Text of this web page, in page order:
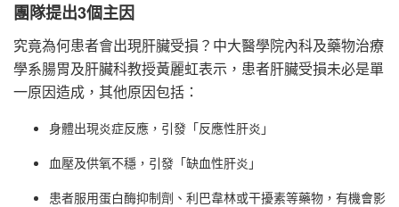
團隊提出3個主因
究竟為何患者會出現肝臟受損？中大醫學院內科及藥物治療
學系腸胃及肝臟科教授黃麗虹表示，患者肝臟受損未必是單
一原因造成，其他原因包括：
身體出現炎症反應，引發「反應性肝炎」
血壓及供氧不穩，引發「缺血性肝炎」
患者服用蛋白酶抑制劑、利巴韋林或干擾素等藥物，有機會影